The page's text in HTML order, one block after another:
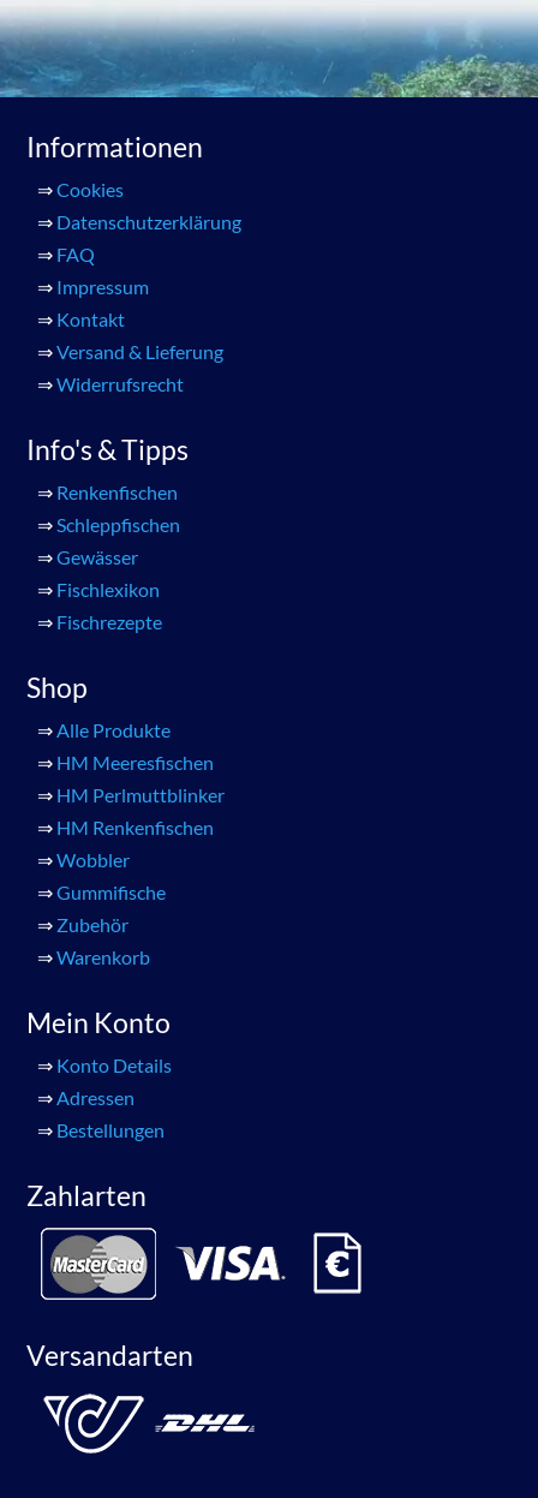
Informationen
⇒Cookies
⇒ Datenschutzerklärung
⇒ FAQ
⇒ Impressum
⇒ Kontakt
⇒Versand & Lieferung
⇒Widerrufsrecht
Info's & Tipps
⇒ Renkenfischen
⇒Schleppfischen
⇒Gewässer
⇒ Fischlexikon
⇒ Fischrezepte
Shop
⇒Alle Produkte
⇒ HM Meeresfischen
⇒ HM Perlmuttblinker
⇒ HM Renkenfischen
⇒Wobbler
⇒Gummifische
⇒ Zubehör
⇒Warenkorb
Mein Konto
⇒ Konto Details
⇒Adressen
⇒ Bestellungen
Zahlarten
Versandarten